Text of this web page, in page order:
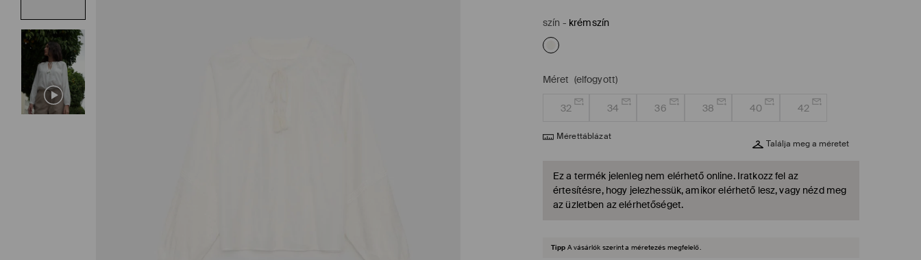
szín - krémszín
Méret (elfogyott)
32 34 36 38 40 42
Mérettáblázat
Találja meg a méretet
Ez a termék jelenleg nem elérhető online. Iratkozz fel az
értesítésre, hogy jelezhessük, amikor elérhető lesz, vagy nézd meg
az üzletben az elérhetőséget.
Tipp A vásárlók szerint a méretezés megfelelő.